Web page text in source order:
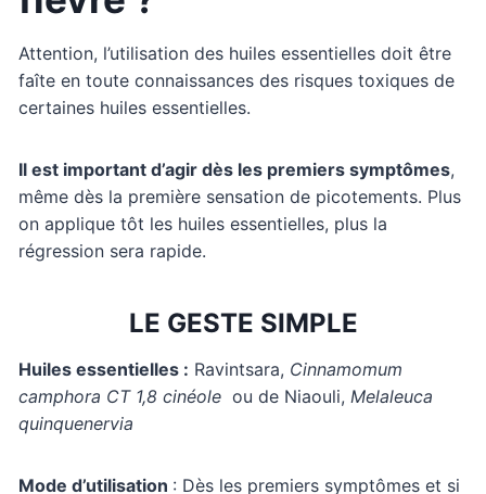
Attention, l’utilisation des huiles essentielles doit être
faîte en toute connaissances des risques toxiques de
certaines huiles essentielles.
Il est important d’agir dès les premiers symptômes,
même dès la première sensation de picotements. Plus
on applique tôt les huiles essentielles, plus la
régression sera rapide.
LE GESTE SIMPLE
Huiles essentielles : Ravintsara, Cinnamomum
camphora CT 1,8 cinéole ou de Niaouli, Melaleuca
quinquenervia
Mode d’utilisation : Dès les premiers symptômes et si